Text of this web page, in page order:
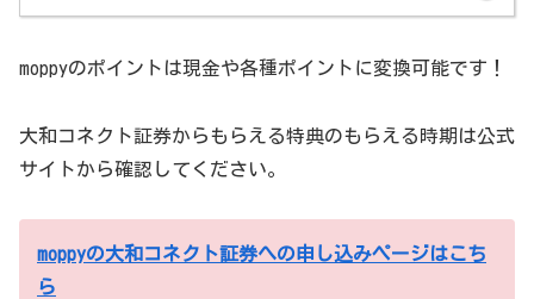
moppyのポイントは現金や各種ポイントに変換可能です！
大和コネクト証券からもらえる特典のもらえる時期は公式
サイトから確認してください。
moppyの大和コネクト証券への申し込みページはこち
ら